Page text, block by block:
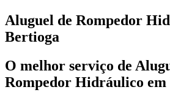
Aluguel de Rompedor
Bertioga
O melhor serviço de
Rompedor Hidráulico em